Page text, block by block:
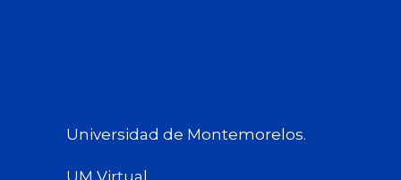
Universidad de Montemorelos.